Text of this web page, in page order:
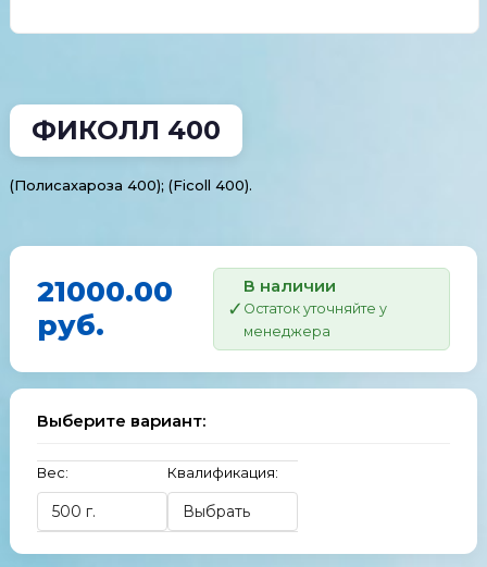
ФИКОЛЛ 400
(Полисахароза 400); (Ficoll 400).
21000.00
руб.
В наличии
Остаток уточняйте у
менеджера
Выберите вариант:
Вес: Квалификация: